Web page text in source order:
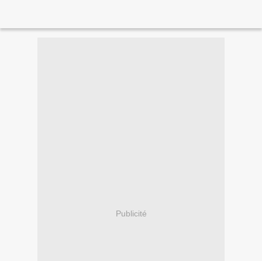
Publicité